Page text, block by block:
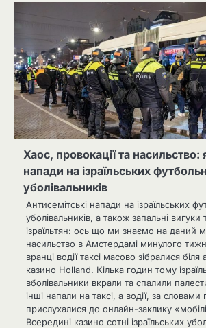
Хаос, провокації та насильство:
напади на ізраїльських
уболівальників
Антисемітські напади на ізраїльських
уболівальників, а також запальні
ізраїльтян: ось що ми знаємо на даний
насильство в Амстердамі минулого
вранці водії таксі масово зібралися
казино Holland. Кілька годин тому
вболівальники вкрали та спалили
інші напали на таксі, а водії, за словами
прислухалися до онлайн-заклику
Всередині казино сотні ізраїльських